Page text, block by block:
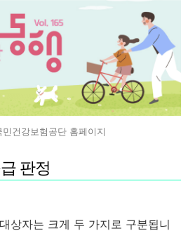
민건강보험공단 홈페이지
판정
상자는 크게 두 가지로 구분됩니